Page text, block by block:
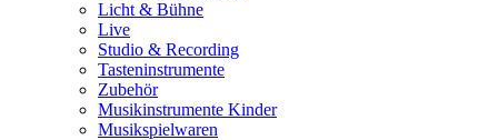
Licht & Bühne
Live
Studio & Recording
Tasteninstrumente
Zubehör
Musikinstrumente Kinder
Musikspielwaren